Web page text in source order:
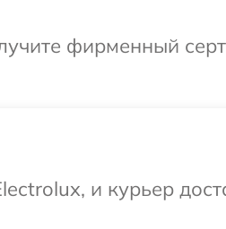
фирменный
и курьер